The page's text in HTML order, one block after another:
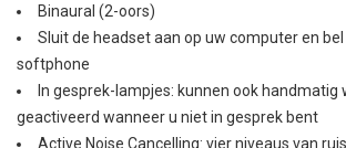
Binaural (2-oors)
Sluit de headset aan op uw computer en
softphone
In gesprek-lampjes: kunnen ook handmatig
geactiveerd wanneer u niet in gesprek bent
Active Noise Cancelling: vier niveaus van